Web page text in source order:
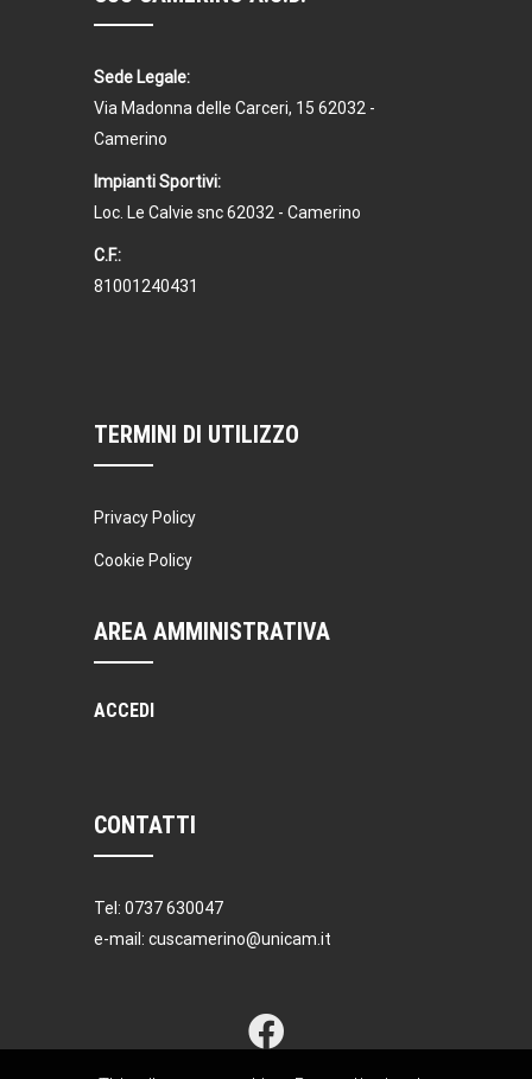
Sede Legale:
Via Madonna delle Carceri, 15 62032 -
Camerino
Impianti Sportivi:
Loc. Le Calvie snc 62032 - Camerino
C.F.:
81001240431
TERMINI DI UTILIZZO
Privacy Policy
Cookie Policy
AREA AMMINISTRATIVA
ACCEDI
CONTATTI
Tel: 0737 630047
e-mail: cuscamerino@unicam.it